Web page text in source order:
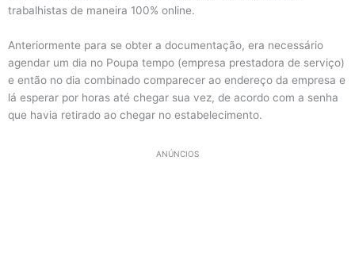
trabalhistas de maneira 100% online.
Anteriormente para se obter a documentação, era necessário
agendar um dia no Poupa tempo (empresa prestadora de serviço)
e então no dia combinado comparecer ao endereço da empresa e
lá esperar por horas até chegar sua vez, de acordo com a senha
que havia retirado ao chegar no estabelecimento.
ANÚNCIOS